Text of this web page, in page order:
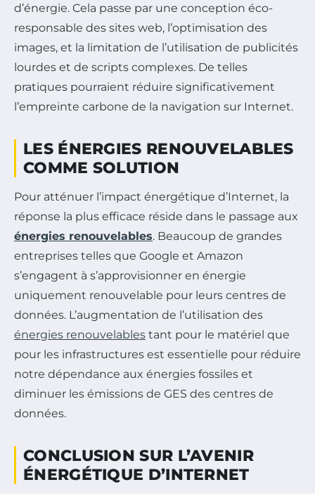
d’énergie. Cela passe par une conception éco-
responsable des sites web, l’optimisation des
images, et la limitation de l’utilisation de publicités
lourdes et de scripts complexes. De telles
pratiques pourraient réduire significativement
l’empreinte carbone de la navigation sur Internet.
LES ÉNERGIES RENOUVELABLES
COMME SOLUTION
Pour atténuer l’impact énergétique d’Internet, la
réponse la plus efficace réside dans le passage aux
énergies renouvelables. Beaucoup de grandes
entreprises telles que Google et Amazon
s’engagent à s’approvisionner en énergie
uniquement renouvelable pour leurs centres de
données. L’augmentation de l’utilisation des
énergies renouvelables tant pour le matériel que
pour les infrastructures est essentielle pour réduire
notre dépendance aux énergies fossiles et
diminuer les émissions de GES des centres de
données.
CONCLUSION SUR L’AVENIR
ÉNERGÉTIQUE D’INTERNET